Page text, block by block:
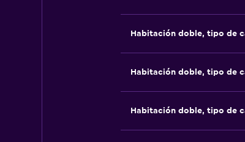
Habitación doble, tipo de
Habitación doble, tipo de
Habitación doble, tipo de